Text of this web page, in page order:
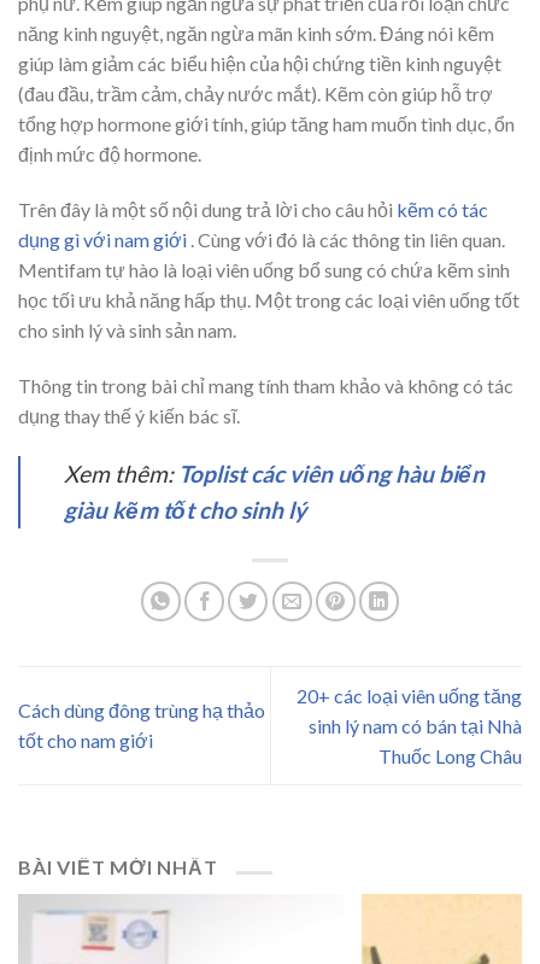
năng kinh nguyệt, ngăn ngừa mãn kinh sớm. Đáng nói kẽm
giúp làm giảm các biểu hiện của hội chứng tiền kinh nguyệt
(đau đầu, trầm cảm, chảy nước mắt). Kẽm còn giúp hỗ trợ
tổng hợp hormone giới tính, giúp tăng ham muốn tình dục, ổn
định mức độ hormone.
Trên đây là một số nội dung trả lời cho câu hỏi kẽm có tác
dụng gì với nam giới . Cùng với đó là các thông tin liên quan.
Mentifam tự hào là loại viên uống bổ sung có chứa kẽm sinh
học tối ưu khả năng hấp thụ. Một trong các loại viên uống tốt
cho sinh lý và sinh sản nam.
Thông tin trong bài chỉ mang tính tham khảo và không có tác
dụng thay thế ý kiến bác sĩ.
Xem thêm: Toplist các viên uống hàu biển
giàu kẽm tốt cho sinh lý
Cách dùng đông trùng hạ thảo
tốt cho nam giới
20+ các loại viên uống tăng
sinh lý nam có bán tại Nhà
Thuốc Long Châu
BÀI VIẾT MỚI NHẤT